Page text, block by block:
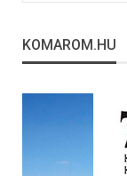
KOMAROM.HU